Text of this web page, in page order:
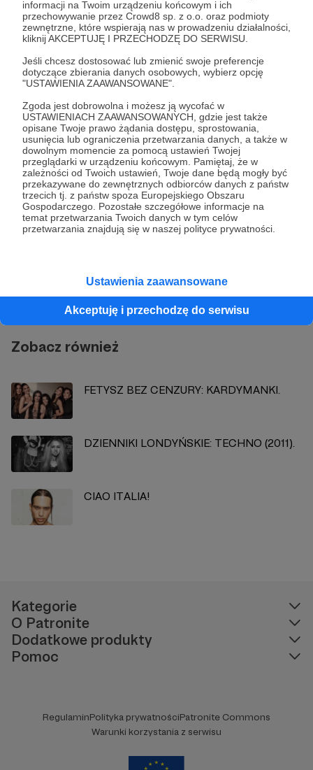
informacji na Twoim urządzeniu końcowym i ich
przechowywanie przez Crowd8 sp. z o.o. oraz podmioty
zewnętrzne, które wspierają nas w prowadzeniu działalności,
kliknij AKCEPTUJĘ I PRZECHODZĘ DO SERWISU.
Jeśli chcesz dostosować lub zmienić swoje preferencje
dotyczące zbierania danych osobowych, wybierz opcję
"USTAWIENIA ZAAWANSOWANE".
Zgoda jest dobrowolna i możesz ją wycofać w
USTAWIENIACH ZAAWANSOWANYCH, gdzie jest także
opisane Twoje prawo żądania dostępu, sprostowania,
usunięcia lub ograniczenia przetwarzania danych, a także w
dowolnym momencie za pomocą ustawień Twojej
przeglądarki w urządzeniu końcowym. Pamiętaj, że w
zależności od Twoich ustawień, Twoje dane będą mogły być
przekazywane do zewnętrznych odbiorców danych z państw
trzecich tj. z państw spoza Europejskiego Obszaru
Gospodarczego. Pozostałe szczegółowe informacje na
temat przetwarzania Twoich danych w tym celów
przetwarzania znajdują się w naszej polityce prywatności.
Ustawienia zaawansowane
Akceptuję i przechodzę do serwisu
Zostań Patronem
Zaloguj się
Bartek Fetysz felieton Influencerzy Polska
Udostępnij
Zobacz profil autora
Zobacz również
FETYSZ BEZ CENZURY: KARDYMANKI.
DZIENNIKI LONDYŃSKIE: TECHNO (2011).
CIAO ITALIA!
Kategorie
O Patronite
Dodatkowe produkty
Pomoc
RegulaminPolityka prywatnościPatronite Commons
Warunki korzystania z serwisu